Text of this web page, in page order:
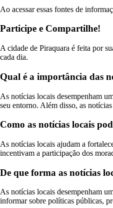
Ao acessar essas fontes de
Participe e Compartilhe!
A cidade de Piraquara é feita por
cada dia.
Qual é a importância das
As notícias locais desempenham
seu entorno. Além disso, as
Como as notícias locais
As notícias locais ajudam a
incentivam a participação dos
De que forma as notícias
As notícias locais desempenham
informar sobre políticas públicas,